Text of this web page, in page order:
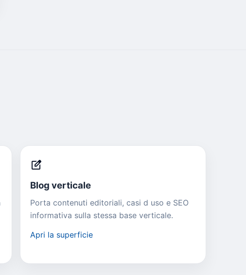
edit_square
Blog verticale
Porta contenuti editoriali, casi d uso e SEO
informativa sulla stessa base verticale.
Apri la superficie